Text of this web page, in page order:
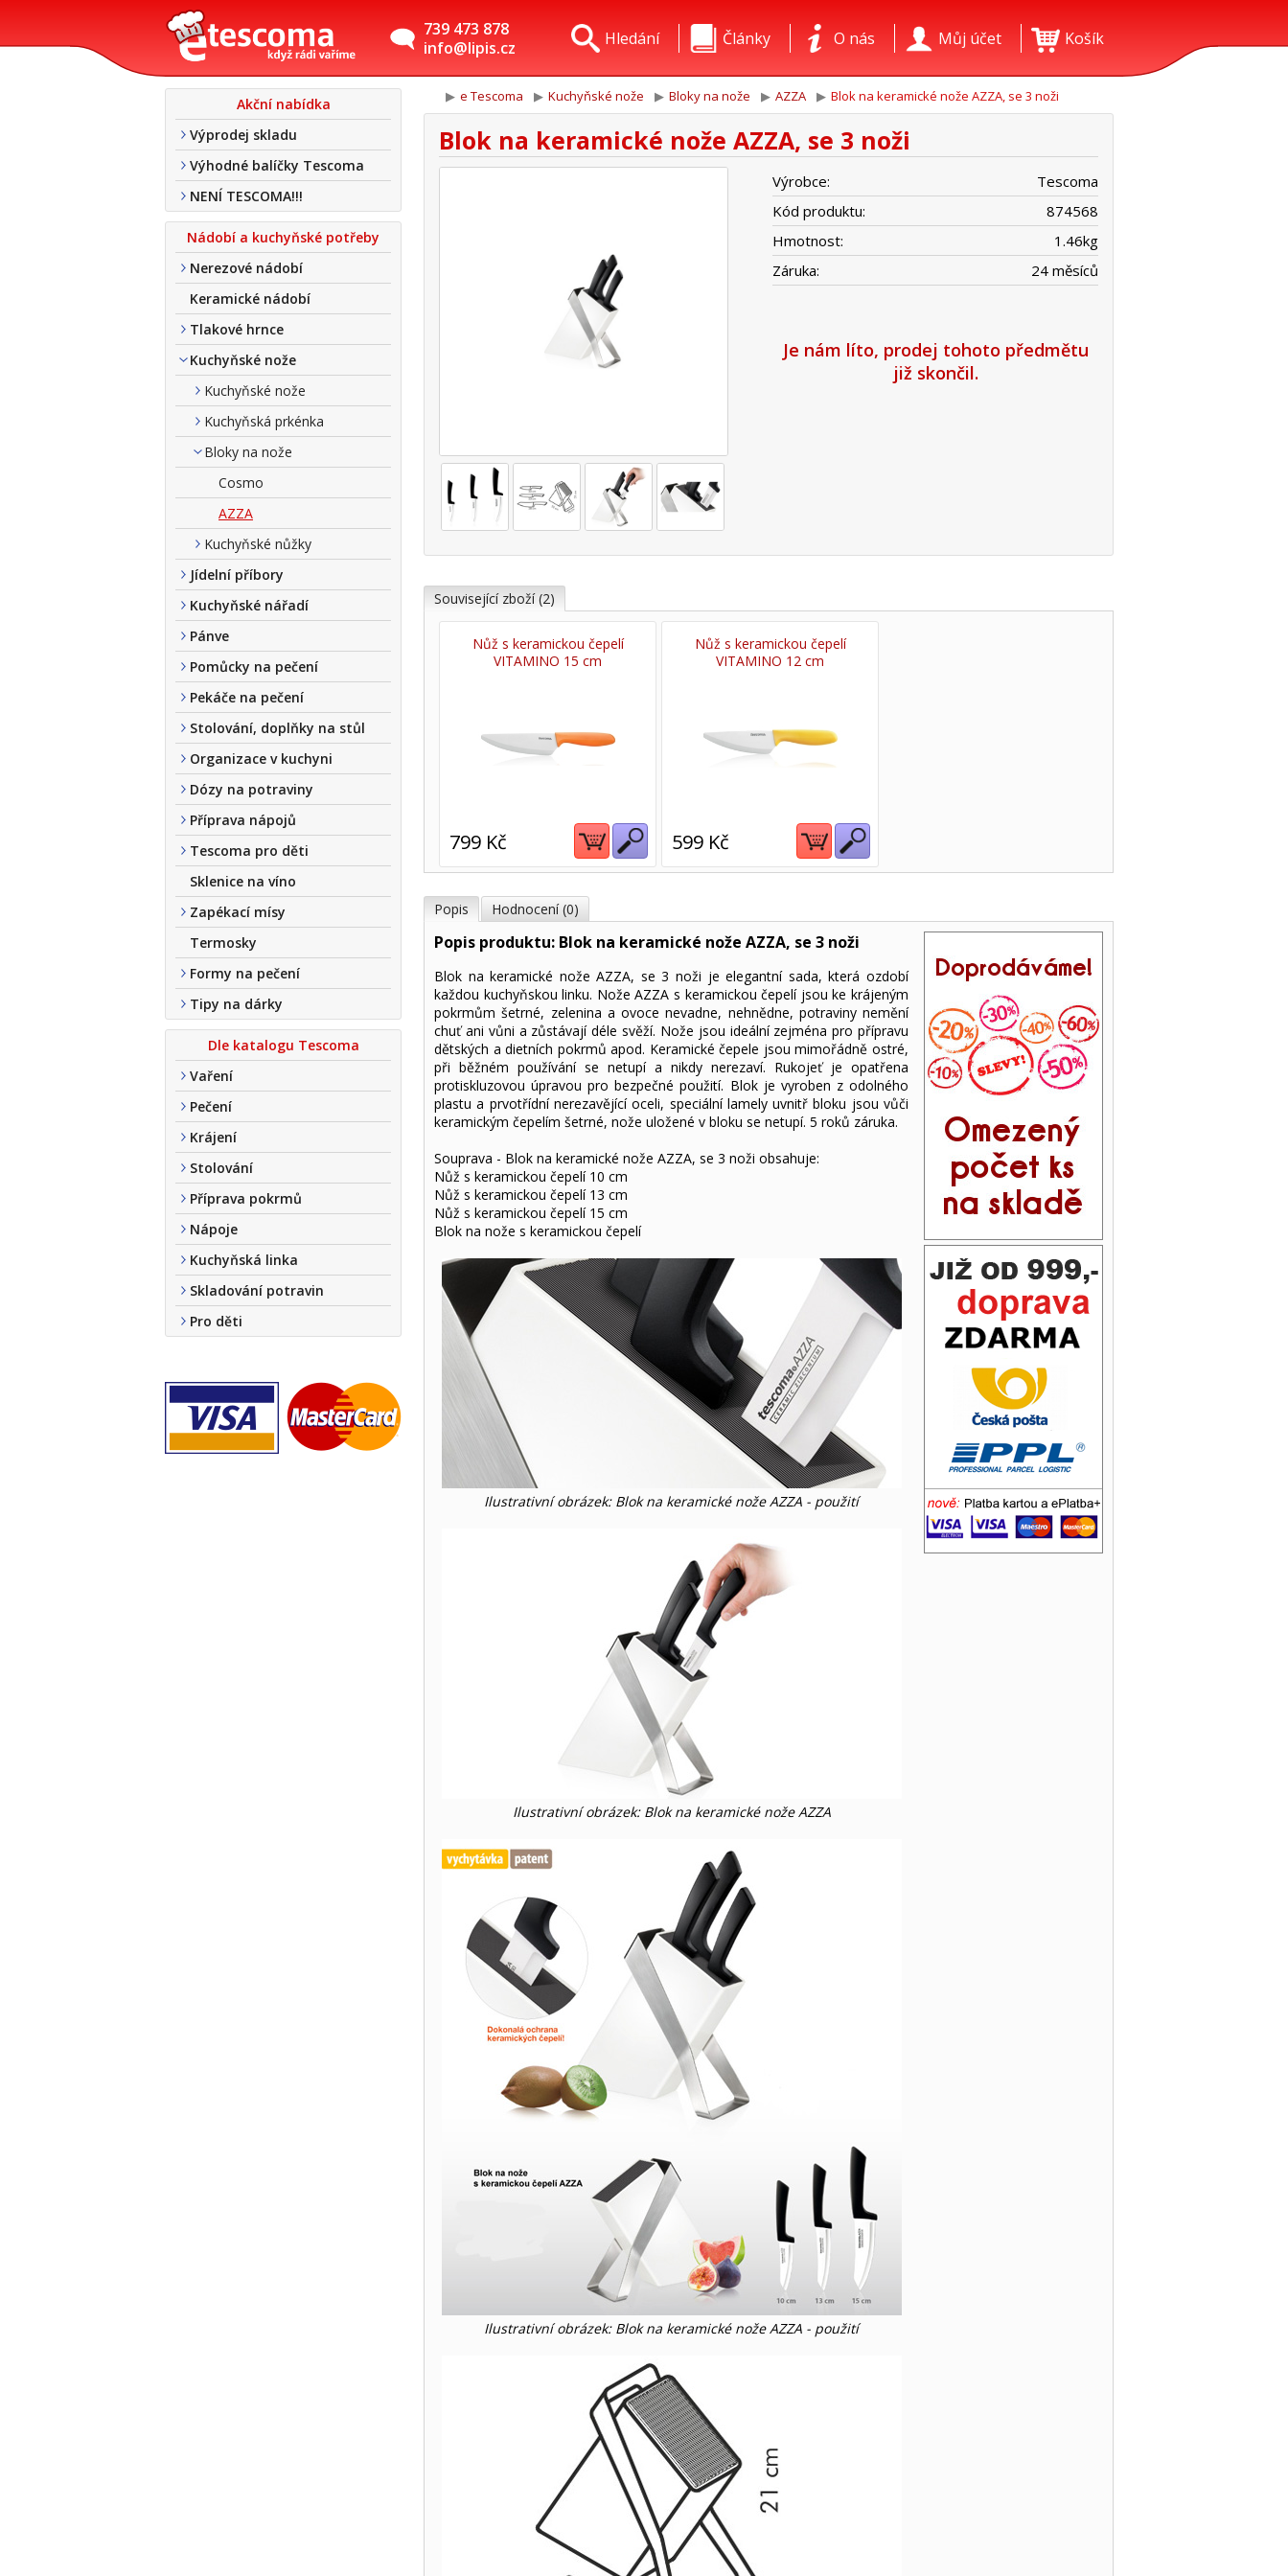
739 473 878
info@lipis.cz
Košík
Můj účet
O nás
Články
Hledání
Akční nabídka
Výprodej skladu
Výhodné balíčky Tescoma
NENÍ TESCOMA!!!
Nádobí a kuchyňské potřeby
Nerezové nádobí
Keramické nádobí
Tlakové hrnce
Kuchyňské nože
Kuchyňské nože
Kuchyňská prkénka
Bloky na nože
Cosmo
AZZA
Kuchyňské nůžky
Jídelní příbory
Kuchyňské nářadí
Pánve
Pomůcky na pečení
Pekáče na pečení
Stolování, doplňky na stůl
Organizace v kuchyni
Dózy na potraviny
Příprava nápojů
Tescoma pro děti
Sklenice na víno
Zapékací mísy
Termosky
Formy na pečení
Tipy na dárky
Dle katalogu Tescoma
Vaření
Pečení
Krájení
Stolování
Příprava pokrmů
Nápoje
Kuchyňská linka
Skladování potravin
Pro děti
e Tescoma Kuchyňské nože Bloky na nože AZZA Blok na keramické nože AZZA, se 3 noži
Blok na keramické nože AZZA, se 3 noži
Výrobce:
Tescoma
Kód produktu:
874568
Hmotnost:
1.46kg
Záruka:
24 měsíců
Je nám líto, prodej tohoto předmětu
již skončil.
Související zboží (2)
Nůž s keramickou čepelí
VITAMINO 15 cm
799 Kč
Nůž s keramickou čepelí
VITAMINO 12 cm
599 Kč
Popis Hodnocení (0)
Popis produktu: Blok na keramické nože AZZA, se 3 noži
Blok na keramické nože AZZA, se 3 noži je elegantní sada, která ozdobí
každou kuchyňskou linku. Nože AZZA s keramickou čepelí jsou ke krájeným
pokrmům šetrné, zelenina a ovoce nevadne, nehnědne, potraviny nemění
chuť ani vůni a zůstávají déle svěží. Nože jsou ideální zejména pro přípravu
dětských a dietních pokrmů apod. Keramické čepele jsou mimořádně ostré,
při běžném používání se netupí a nikdy nerezaví. Rukojeť je opatřena
protiskluzovou úpravou pro bezpečné použití. Blok je vyroben z odolného
plastu a prvotřídní nerezavějící oceli, speciální lamely uvnitř bloku jsou vůči
keramickým čepelím šetrné, nože uložené v bloku se netupí. 5 roků záruka.
Souprava - Blok na keramické nože AZZA, se 3 noži obsahuje:
Nůž s keramickou čepelí 10 cm
Nůž s keramickou čepelí 13 cm
Nůž s keramickou čepelí 15 cm
Blok na nože s keramickou čepelí
Ilustrativní obrázek: Blok na keramické nože AZZA - použití
Ilustrativní obrázek: Blok na keramické nože AZZA
Ilustrativní obrázek: Blok na keramické nože AZZA - použití